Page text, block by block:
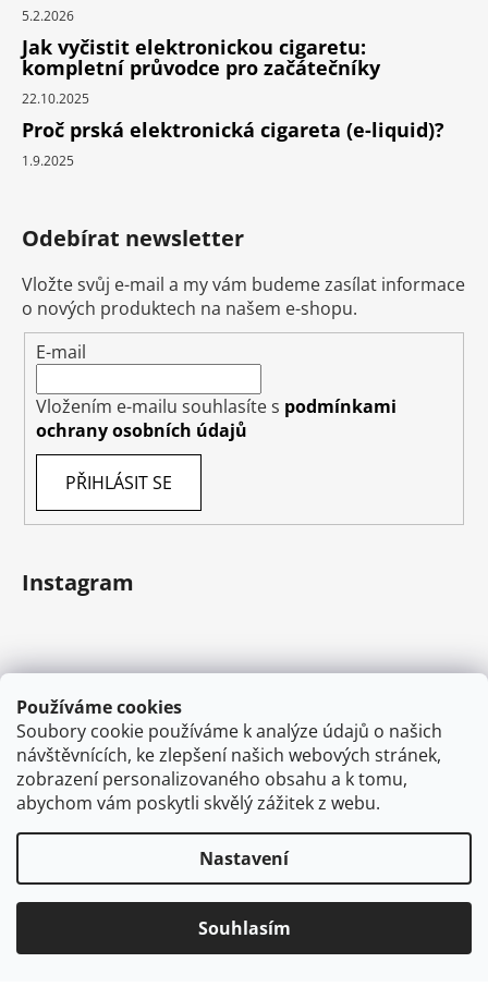
Používáme cookies
Soubory cookie používáme k analýze údajů o našich
návštěvnících, ke zlepšení našich webových stránek,
zobrazení personalizovaného obsahu a k tomu,
abychom vám poskytli skvělý zážitek z webu.
Nastavení
Souhlasím
5.2.2026
Jak vyčistit elektronickou cigaretu:
kompletní průvodce pro začátečníky
22.10.2025
Proč prská elektronická cigareta (e-liquid)?
1.9.2025
Odebírat newsletter
Vložte svůj e-mail a my vám budeme zasílat informace
o nových produktech na našem e-shopu.
E-mail
Vložením e-mailu souhlasíte s podmínkami
ochrany osobních údajů
PŘIHLÁSIT SE
Instagram
Sledovat na Instagramu
Vytvořil Shoptet